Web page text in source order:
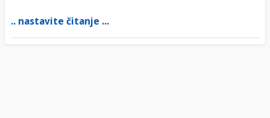
.. nastavite čitanje ...